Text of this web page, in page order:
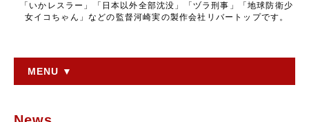
「いかレスラー」「日本以外全部沈没」「ヅラ刑事」「地球防衛少
女イコちゃん」などの監督河崎実の製作会社リバートップです。
MENU ▼